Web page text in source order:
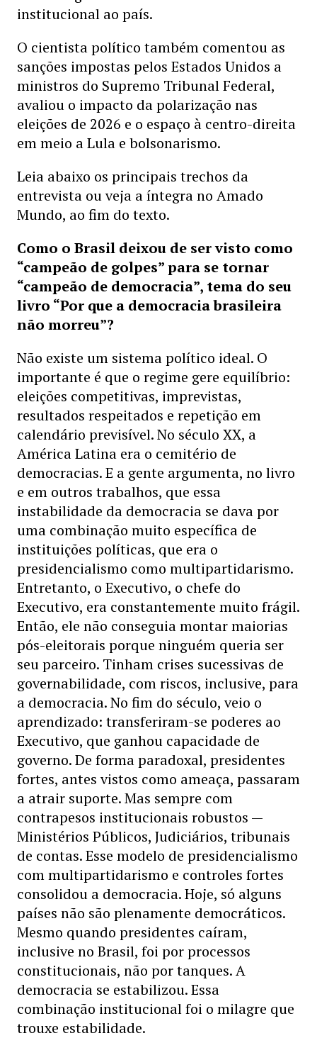
institucional ao país.
O cientista político também comentou as
sanções impostas pelos Estados Unidos a
ministros do Supremo Tribunal Federal,
avaliou o impacto da polarização nas
eleições de 2026 e o espaço à centro-direita
em meio a Lula e bolsonarismo.
Leia abaixo os principais trechos da
entrevista ou veja a íntegra no Amado
Mundo, ao fim do texto.
Como o Brasil deixou de ser visto como
“campeão de golpes” para se tornar
“campeão de democracia”, tema do seu
livro “Por que a democracia brasileira
não morreu”?
Não existe um sistema político ideal. O
importante é que o regime gere equilíbrio:
eleições competitivas, imprevistas,
resultados respeitados e repetição em
calendário previsível. No século XX, a
América Latina era o cemitério de
democracias. E a gente argumenta, no livro
e em outros trabalhos, que essa
instabilidade da democracia se dava por
uma combinação muito específica de
instituições políticas, que era o
presidencialismo como multipartidarismo.
Entretanto, o Executivo, o chefe do
Executivo, era constantemente muito frágil.
Então, ele não conseguia montar maiorias
pós-eleitorais porque ninguém queria ser
seu parceiro. Tinham crises sucessivas de
governabilidade, com riscos, inclusive, para
a democracia. No fim do século, veio o
aprendizado: transferiram-se poderes ao
Executivo, que ganhou capacidade de
governo. De forma paradoxal, presidentes
fortes, antes vistos como ameaça, passaram
a atrair suporte. Mas sempre com
contrapesos institucionais robustos —
Ministérios Públicos, Judiciários, tribunais
de contas. Esse modelo de presidencialismo
com multipartidarismo e controles fortes
consolidou a democracia. Hoje, só alguns
países não são plenamente democráticos.
Mesmo quando presidentes caíram,
inclusive no Brasil, foi por processos
constitucionais, não por tanques. A
democracia se estabilizou. Essa
combinação institucional foi o milagre que
trouxe estabilidade.